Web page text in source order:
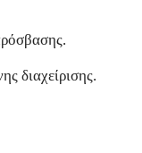
διαχείρισης.